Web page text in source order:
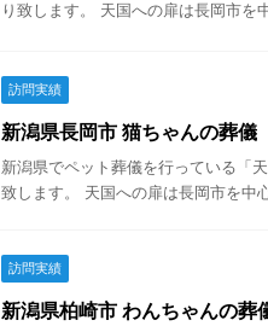
り致します。 天国への扉は長岡市を
訪問実績
新潟県長岡市 猫ちゃんの葬
新潟県でペット葬儀を行っている「
致します。 天国への扉は長岡市を中
訪問実績
新潟県柏崎市 わんちゃんの